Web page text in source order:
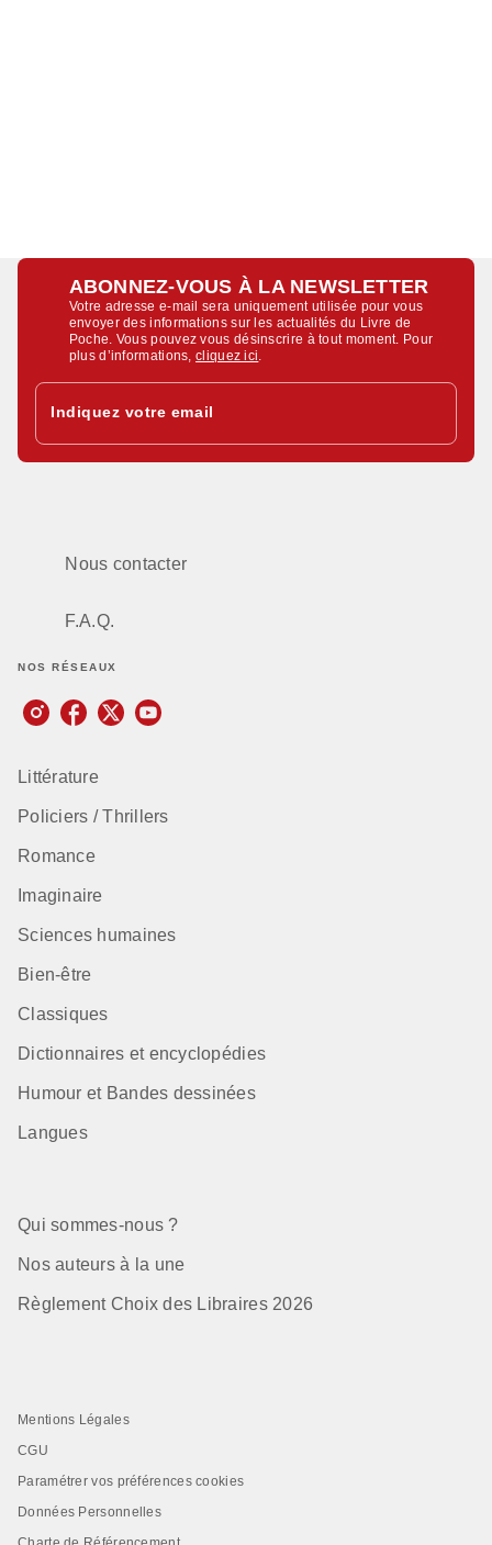
ABONNEZ-VOUS À LA NEWSLETTER
Votre adresse e-mail sera uniquement utilisée pour vous
envoyer des informations sur les actualités du Livre de
Poche. Vous pouvez vous désinscrire à tout moment. Pour
plus d’informations,cliquez ici
Indiquez votre email
Nous contacter
F.A.Q.
NOS RÉSEAUX
Littérature
Policiers / Thrillers
Romance
Imaginaire
Sciences humaines
Bien-être
Classiques
Dictionnaires et encyclopédies
Humour et Bandes dessinées
Langues
Qui sommes-nous ?
Nos auteurs à la une
Règlement Choix des Libraires 2026
Mentions Légales
CGU
Paramétrer vos préférences cookies
Données Personnelles